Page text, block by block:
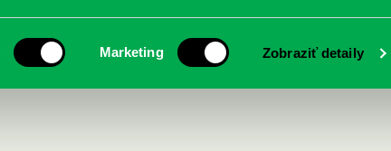
Marketing Zobraziť detaily